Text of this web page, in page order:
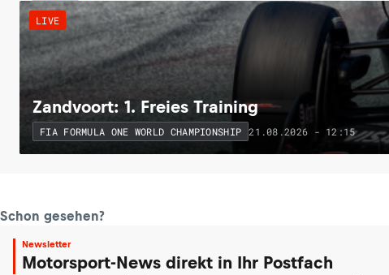
LIVE
Zandvoort: 1. Freies Training
FIA FORMULA ONE WORLD CHAMPIONSHIP 21.08.2026 - 12:15
Schon gesehen?
Newsletter
Motorsport-News direkt in Ihr Postfach